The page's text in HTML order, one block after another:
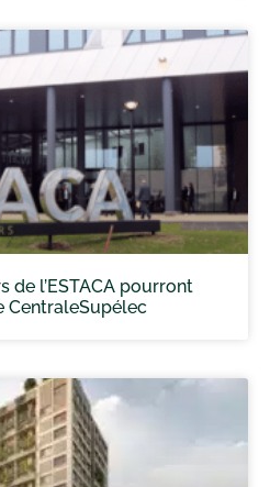
de l’ESTACA pourront
CentraleSupélec